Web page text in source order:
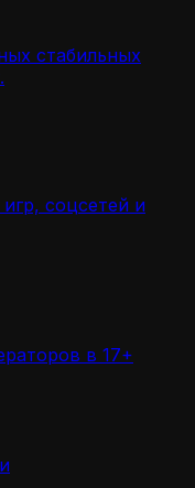
стабильных
соцсетей и
в 17+